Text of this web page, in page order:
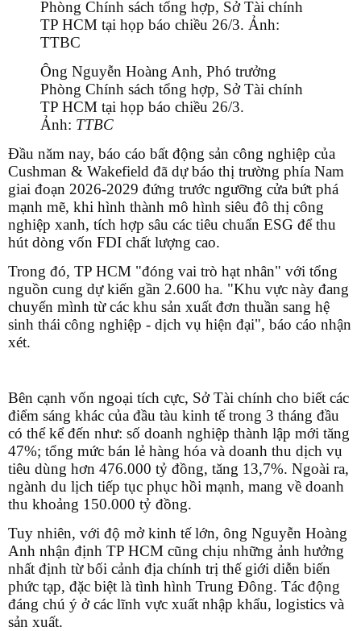
Ông Nguyễn Hoàng Anh, Phó trưởng
Phòng Chính sách tổng hợp, Sở Tài chính
TP HCM tại họp báo chiều 26/3.
Ảnh: TTBC
Đầu năm nay, báo cáo bất động sản công nghiệp của
Cushman & Wakefield đã dự báo thị trường phía Nam
giai đoạn 2026-2029 đứng trước ngưỡng cửa bứt phá
mạnh mẽ, khi hình thành mô hình siêu đô thị công
nghiệp xanh, tích hợp sâu các tiêu chuẩn ESG để thu
hút dòng vốn FDI chất lượng cao.
Trong đó, TP HCM "đóng vai trò hạt nhân" với tổng
nguồn cung dự kiến gần 2.600 ha. "Khu vực này đang
chuyển mình từ các khu sản xuất đơn thuần sang hệ
sinh thái công nghiệp - dịch vụ hiện đại", báo cáo nhận
xét.
Bên cạnh vốn ngoại tích cực, Sở Tài chính cho biết các
điểm sáng khác của đầu tàu kinh tế trong 3 tháng đầu
có thể kể đến như: số doanh nghiệp thành lập mới tăng
47%; tổng mức bán lẻ hàng hóa và doanh thu dịch vụ
tiêu dùng hơn 476.000 tỷ đồng, tăng 13,7%. Ngoài ra,
ngành du lịch tiếp tục phục hồi mạnh, mang về doanh
thu khoảng 150.000 tỷ đồng.
Tuy nhiên, với độ mở kinh tế lớn, ông Nguyễn Hoàng
Anh nhận định TP HCM cũng chịu những ảnh hưởng
nhất định từ bối cảnh địa chính trị thế giới diễn biến
phức tạp, đặc biệt là tình hình Trung Đông. Tác động
đáng chú ý ở các lĩnh vực xuất nhập khẩu, logistics và
sản xuất.